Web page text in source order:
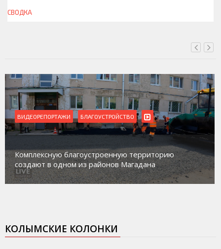
СЕГОДНЯ, 13:00
СВОДКА
ВИДЕОРЕПОРТАЖИ
Магадан присоединился к пилотному проекту по
работе с несовершеннолетними из групп
социального риска «Переправа»
КОЛЫМСКИЕ КОЛОНКИ